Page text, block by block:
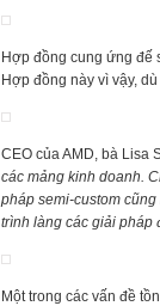
Hợp đồng cung ứng đế
Hợp đồng này vì vậy,
CEO của AMD, bà Lisa
các mảng kinh doanh.
pháp semi-custom
trình làng các giải pháp
Một trong các vấn đề